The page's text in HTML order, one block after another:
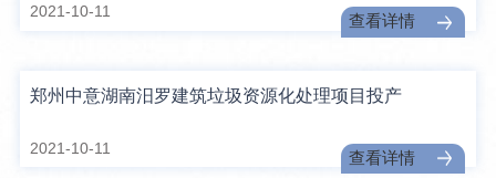
2021-10-11
查看详情
郑州中意湖南汨罗建筑垃圾资源化处理项目投产
2021-10-11
查看详情